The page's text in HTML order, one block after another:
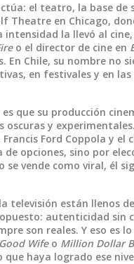
el teatro, la base de
Theatre en Chicago,
intensidad la llevó al
o el director de cine en
En Chile, su nombre no
en festivales y en
que su producción
oscuras y experimentales
Francis Ford Coppola y
opciones, sino por
se vende como viral, él
televisión están llenos
autenticidad sin
son reales. Y eso es
Wifeo Million Dollar
que haya logrado ese